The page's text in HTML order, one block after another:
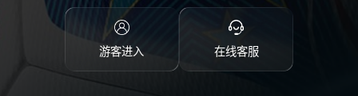
游客进入 在线客服